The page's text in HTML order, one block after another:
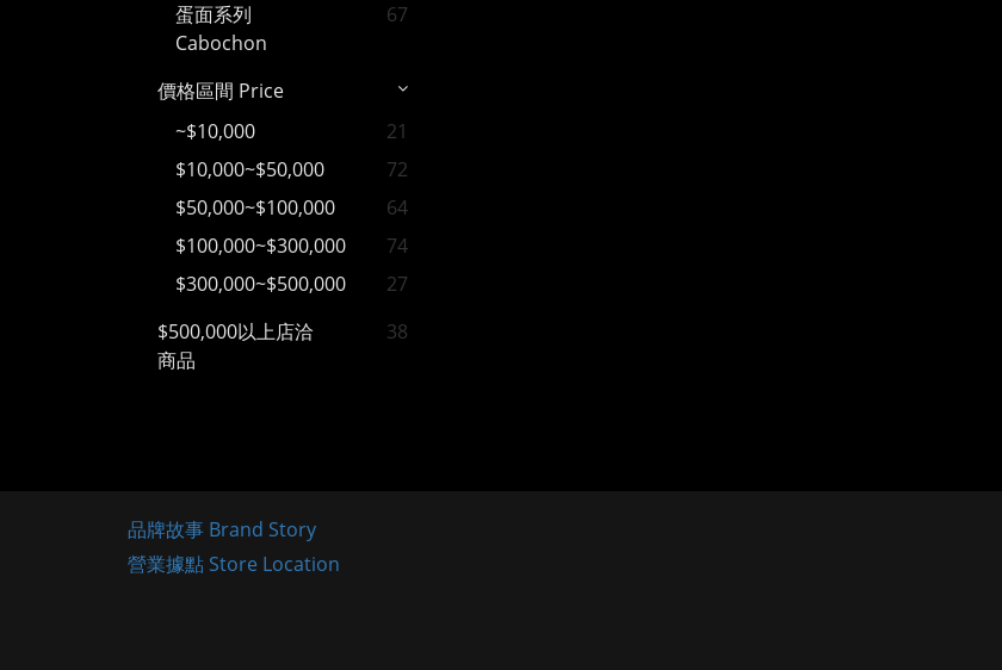
蛋面系列
Cabochon
67
價格區間 Price
~$10,000
21
$10,000~$50,000
72
$50,000~$100,000
64
$100,000~$300,000
74
$300,000~$500,000
27
$500,000以上店洽
商品
38
品牌故事 Brand Story
營業據點 Store Location